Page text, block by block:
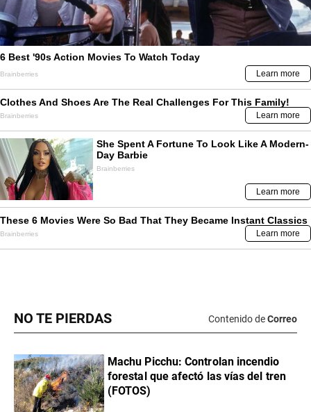
NO TE PIERDAS Contenido deCorreo
Machu Picchu: Controlan incendio
forestal que afectó las vías del tren
(FOTOS)